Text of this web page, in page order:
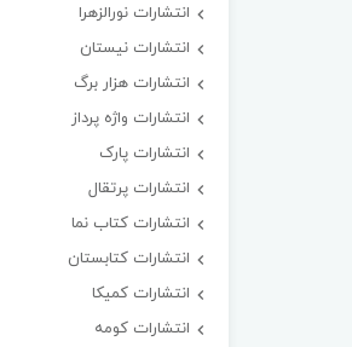
انتشارات نورالزهرا
انتشارات نیستان
انتشارات هزار برگ
انتشارات واژه پرداز
انتشارات پارک
انتشارات پرتقال
انتشارات کتاب نما
انتشارات کتابستان
انتشارات کمیکا
انتشارات کومه